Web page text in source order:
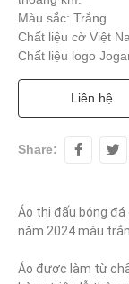
Màu sắc: Trắng
Chất liệu cờ Việt
Chất liệu logo
Liên hệ
Share:
Áo thi đấu bóng
năm 2024 màu
Áo được làm từ